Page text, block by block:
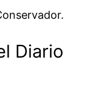
Diario